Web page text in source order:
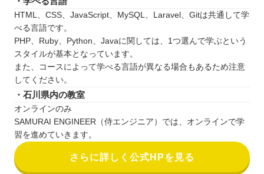
HTML、CSS、JavaScript、MySQL、Laravel、Gitは共通して学
べる言語です。
PHP、Ruby、Python、Javaに関しては、1つ選んで学ぶという
スタイルが基本となっています。
また、コースによって学べる言語が異なる場合もあるため注意
してください。
・石川県内の教室
オンラインのみ
SAMURAI ENGINEER（侍エンジニア）では、オンラインで学
習を進めていきます。
さらに詳しく公式HPを見る